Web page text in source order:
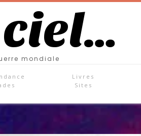
mondiale
Livres
Sites